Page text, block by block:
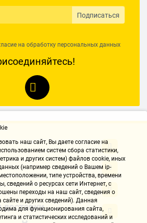
Подписаться
на обработку персональных данных
доставки
наш cайт, Вы даете согласие на
систем сбора статистики,
и других систем) файлов cookie, иных
(например сведений о Вашем ip-
типе устройства, времени
сведений о ресурсах сети Интернет, с
переходы на наш сайт, сведения о
сайте и других сведений). Данная
для функционирования сайта,
и статистических исследований и